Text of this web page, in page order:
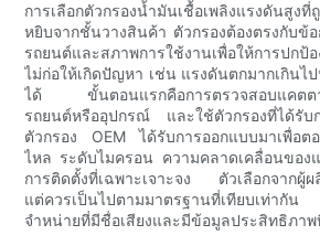
การเลือกตัวกรองน้ำมันเชื้อเพลิงแรงดันสูง
หยิบจากชั้นวางสินค้า ตัวกรองต้องตรงกับข้
รถยนต์และสภาพการใช้งานเพื่อให้การปกป้
ไม่ก่อให้เกิดปัญหา เช่น แรงดันตกมากเกินไ
ได้ ขั้นตอนแรกคือการตรวจสอบแคตตา
รถยนต์หรืออุปกรณ์ และใช้ตัวกรองที่ได้รับก
ตัวกรอง OEM ได้รับการออกแบบมาเพื่อ
ไหล ระดับไมครอน ความคลาดเคลื่อนของ
การติดตั้งที่เฉพาะเจาะจง ตัวเลือกจากผู้ผ
แต่ควรเป็นไปตามมาตรฐานที่เทียบเท่
จำหน่ายที่มีชื่อเสียงและมีข้อมูลประสิทธิภา